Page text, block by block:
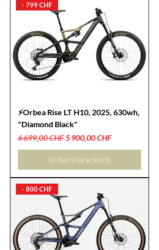
- 799 CHF
⚡Orbea Rise LT H10, 2025, 630wh,
"Diamond Black"
Standardpreis
6 699,00 CHF Sale-Preis
5 900,00 CHF
In den Warenkorb
- 800 CHF